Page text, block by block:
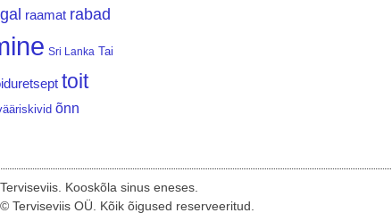
raamat rabad
Sri Lanka Tai
toit
õnn
Terviseviis. Kooskõla sinus eneses.
© Terviseviis OÜ. Kõik õigused reserveeritud.